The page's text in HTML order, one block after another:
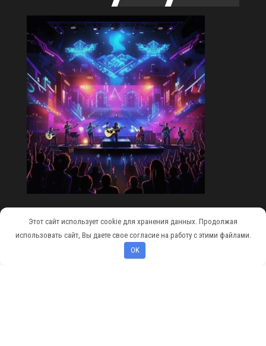
Сайт работает на WordPress Тема: Envo Magazine
Этот сайт использует cookie для хранения данных. Продолжая
использовать сайт, Вы даете свое согласие на работу с этими файлами.
OK